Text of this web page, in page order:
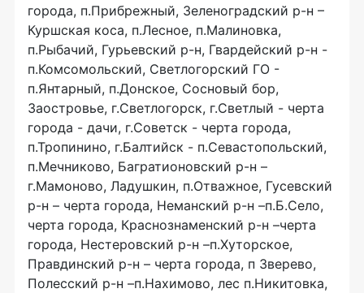
города, п.Прибрежный, Зеленоградский р-н –
Куршская коса, п.Лесное, п.Малиновка,
п.Рыбачий, Гурьевский р-н, Гвардейский р-н -
п.Комсомольский, Светлогорский ГО -
п.Янтарный, п.Донское, Сосновый бор,
Заостровье, г.Светлогорск, г.Светлый - черта
города - дачи, г.Советск - черта города,
п.Тропинино, г.Балтийск - п.Севастопольский,
п.Мечниково, Багратионовский р-н –
г.Мамоново, Ладушкин, п.Отважное, Гусевский
р-н – черта города, Неманский р-н –п.Б.Село,
черта города, Краснознаменский р-н –черта
города, Нестеровский р-н –п.Хуторское,
Правдинский р-н – черта города, п Зверево,
Полесский р-н –п.Нахимово, лес п.Никитовка,